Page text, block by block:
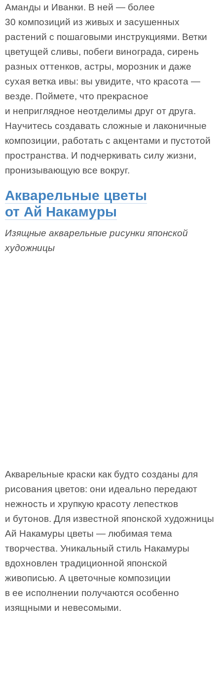
Аманды и Иванки. В ней — более
30 композиций из живых и засушенных
растений с пошаговыми инструкциями. Ветки
цветущей сливы, побеги винограда, сирень
разных оттенков, астры, морозник и даже
сухая ветка ивы: вы увидите, что красота —
везде. Поймете, что прекрасное
и неприглядное неотделимы друг от друга.
Научитесь создавать сложные и лаконичные
композиции, работать с акцентами и пустотой
пространства. И подчеркивать силу жизни,
пронизывающую все вокруг.
Акварельные цветы
от Ай Накамуры
Изящные акварельные рисунки японской
художницы
Акварельные краски как будто созданы для
рисования цветов: они идеально передают
нежность и хрупкую красоту лепестков
и бутонов. Для известной японской художницы
Ай Накамуры цветы — любимая тема
творчества. Уникальный стиль Накамуры
вдохновлен традиционной японской
живописью. А цветочные композиции
в ее исполнении получаются особенно
изящными и невесомыми.